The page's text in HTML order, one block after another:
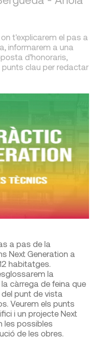
t'explicarem el pas a
informarem a una
d’honoraris,
clau per redactar
a pas de la
Next Generation a
habitatges.
la
càrrega de feina que
punt de vista
Veurem els punts
i un projecte Next
les possibles
de les obres.